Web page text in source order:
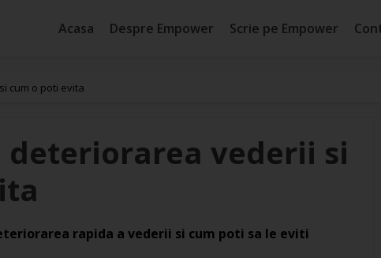
Acasa Despre Empower Scrie pe Empower
cum o poti evita
deteriorarea vederii si
rapida a vederii si cum poti sa le eviti